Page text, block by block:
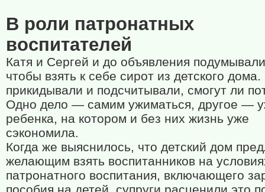
В роли патронатных
воспитателей
Катя и Сергей и до объявления
чтобы взять к себе сирот из детского
прикидывали и подсчитывали, смогут ли
Одно дело — самим ужиматься, другое —
ребенка, на котором и без них жизнь уже
сэкономила.
Когда же выяснилось, что детский дом
желающим взять воспитанников на
патронатного воспитания, включающего